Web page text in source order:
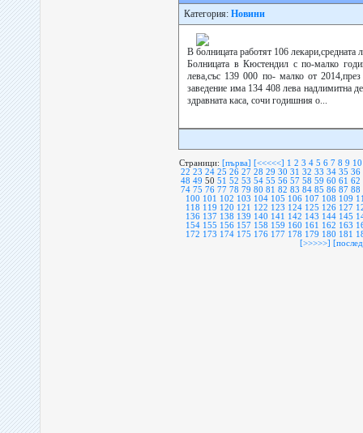
Категория: Новини
В болницата работят 106 лекари,средната
Болницата в Кюстендил с по-малко
лева,със 139 000 по- малко от
заведение има 134 408 лева надлимитна
здравната каса, сочи годишния о...
Страници: [първа] [<<<<<] 1 2 3 4 5 6 7 8 9 10
22 23 24 25 26 27 28 29 30 31 32 33 34 35 36
48 49 50 51 52 53 54 55 56 57 58 59 60 61 62
74 75 76 77 78 79 80 81 82 83 84 85 86 87 88
100 101 102 103 104 105 106 107 108 109
118 119 120 121 122 123 124 125 126 127
136 137 138 139 140 141 142 143 144 145
154 155 156 157 158 159 160 161 162 163
172 173 174 175 176 177 178 179 180 181
[>>>>>]